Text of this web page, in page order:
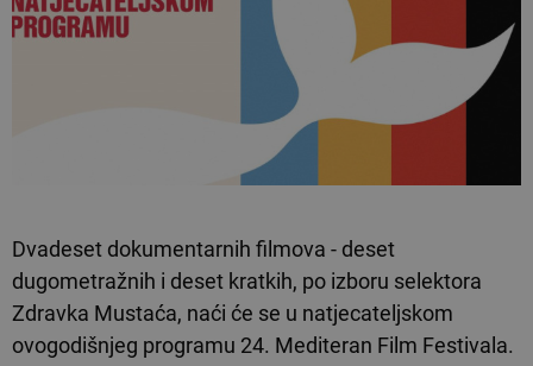
Dvadeset dokumentarnih filmova - deset
dugometražnih i deset kratkih, po izboru selektora
Zdravka Mustaća, naći će se u natjecateljskom
ovogodišnjeg programu 24. Mediteran Film Festivala.